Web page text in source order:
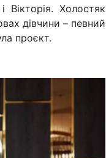
Холостяк
дівчини – певний
проєкт.